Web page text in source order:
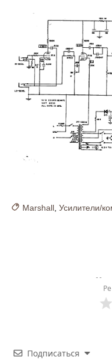
Marshall Усилители/
Подписаться